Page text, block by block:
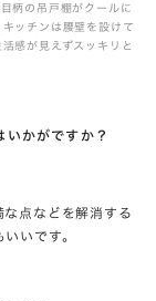
柄の吊戸棚がクールに
ッチンは腰壁を設けて
感が見えずスッキリと
かがですか？
点などを解消する
いです。